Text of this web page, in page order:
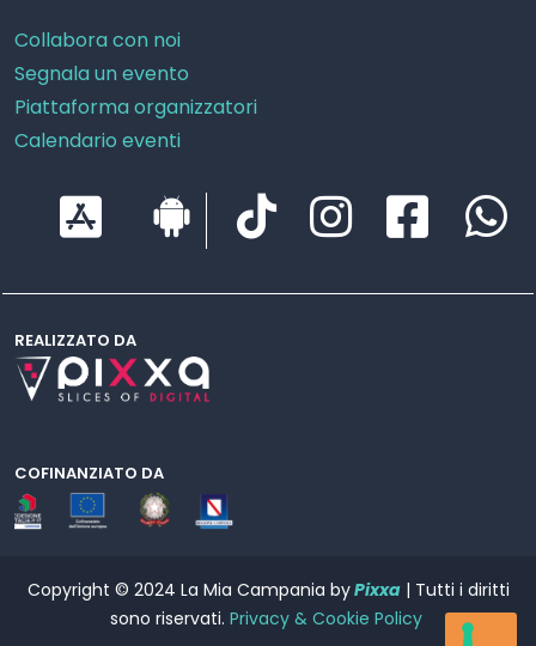
Collabora con noi
Segnala un evento
Piattaforma organizzatori
Calendario eventi
REALIZZATO DA
COFINANZIATO DA
Copyright © 2024 La Mia Campania byPixxa| Tutti i diritti
sono riservati. Privacy & Cookie Policy